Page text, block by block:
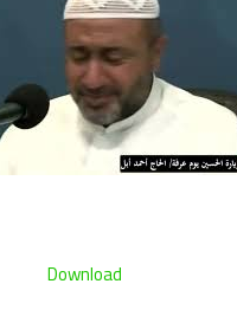
Download